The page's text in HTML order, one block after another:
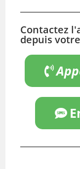
Contactez
depuis